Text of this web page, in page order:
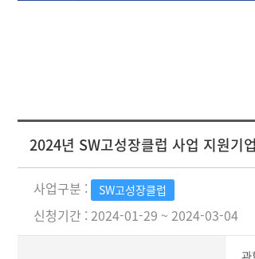
2024년 SW고성장클럽 사업 지원기
사업구분 : SW고성장클럽
신청기간 : 2024-01-29 ~ 2024-03-04
과